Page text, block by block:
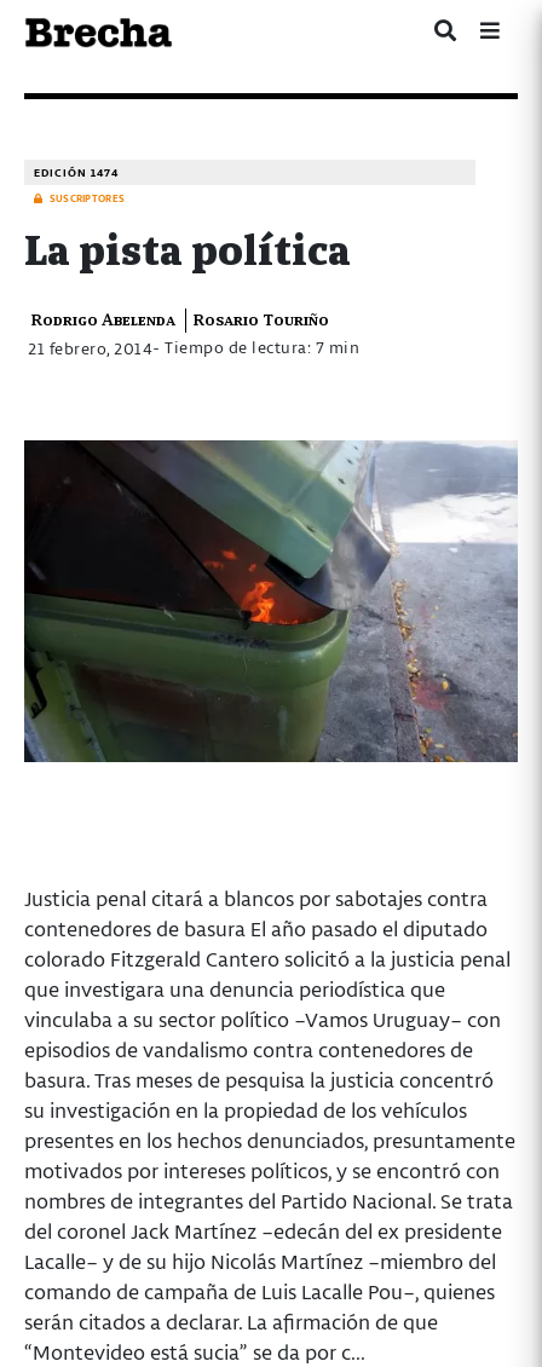
EDICIÓN 1474
SUSCRIPTORES
La pista política
Rodrigo Abelenda Rosario Touriño
21 febrero, 2014- Tiempo de lectura: 7 min
Justicia penal citará a blancos por sabotajes contra
contenedores de basura El año pasado el diputado
colorado Fitzgerald Cantero solicitó a la justicia penal
que investigara una denuncia periodística que
vinculaba a su sector político –Vamos Uruguay– con
episodios de vandalismo contra contenedores de
basura. Tras meses de pesquisa la justicia concentró
su investigación en la propiedad de los vehículos
presentes en los hechos denunciados, presuntamente
motivados por intereses políticos, y se encontró con
nombres de integrantes del Partido Nacional. Se trata
del coronel Jack Martínez –edecán del ex presidente
Lacalle– y de su hijo Nicolás Martínez –miembro del
comando de campaña de Luis Lacalle Pou–, quienes
serán citados a declarar. La afirmación de que
“Montevideo está sucia” se da por c...